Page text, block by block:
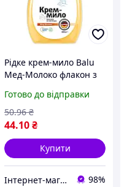
Рідке крем-мило Balu
Мед-Молоко флакон з
Готово до відправки
44.10₴
50.96 ₴
Купити
Інтернет-магазин "КosmoSwit" 98%